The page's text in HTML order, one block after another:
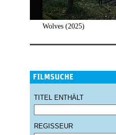
Wolves (2025)
FILMSUCHE
TITEL ENTHÄLT
REGISSEUR